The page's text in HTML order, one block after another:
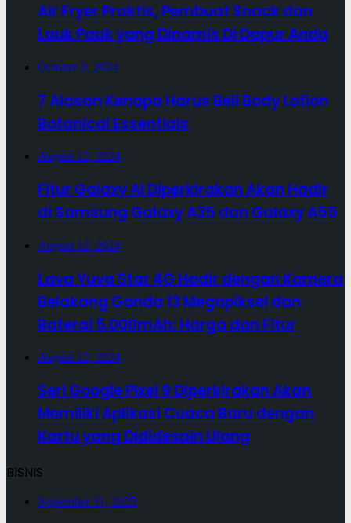
Air Fryer Praktis, Pembuat Snack dan
Lauk Pauk yang Dinamis Di Dapur Anda
October 2, 2024
7 Alasan Kenapa Harus Beli Body Lotion
Botanical Essentials
August 12, 2024
Fitur Galaxy AI Diperkirakan Akan Hadir
di Samsung Galaxy A35 dan Galaxy A55
August 12, 2024
Lava Yuva Star 4G Hadir dengan Kamera
Belakang Ganda 13 Megapiksel dan
Baterai 5.000mAh: Harga dan Fitur
August 12, 2024
Seri Google Pixel 9 Diperkirakan Akan
Memiliki Aplikasi Cuaca Baru dengan
Kartu yang Dididesain Ulang
BISNIS
September 11, 2025